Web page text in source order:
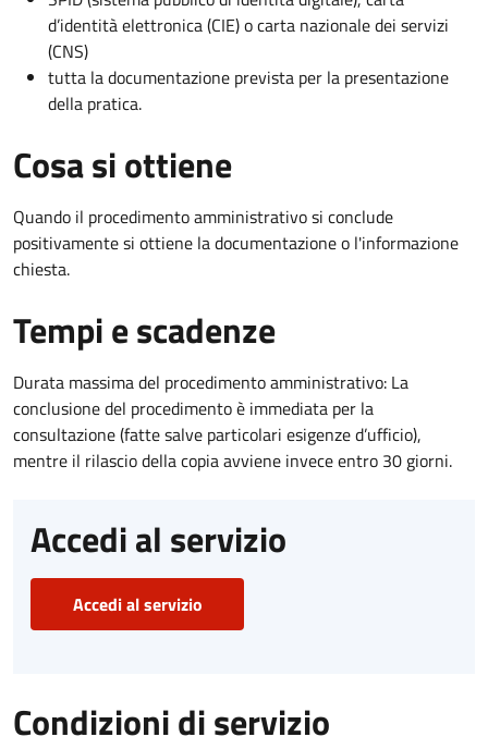
d’identità elettronica (CIE) o carta nazionale dei servizi
(CNS)
tutta la documentazione prevista per la presentazione
della pratica.
Cosa si ottiene
Quando il procedimento amministrativo si conclude
positivamente si ottiene la documentazione o l'informazione
chiesta.
Tempi e scadenze
Durata massima del procedimento amministrativo: La
conclusione del procedimento è immediata per la
consultazione (fatte salve particolari esigenze d’ufficio),
mentre il rilascio della copia avviene invece entro 30 giorni.
Accedi al servizio
Accedi al servizio
Condizioni di servizio